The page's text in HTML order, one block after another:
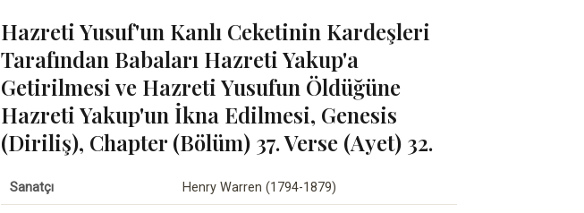
Hazreti Yusuf'un Kanlı Ceketinin Kardeşleri
Tarafından Babaları Hazreti Yakup'a
Getirilmesi ve Hazreti Yusufun Öldüğüne
Hazreti Yakup'un İkna Edilmesi, Genesis
(Diriliş), Chapter (Bölüm) 37. Verse (Ayet) 32.
Sanatçı Henry Warren (1794-1879)